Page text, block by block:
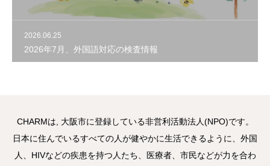
2026.06.25
2026年7月、外国語対応の検査情報
CHARMは, 大阪市に登録している非営利活動法人(NPO)です。
日本に住んでいるすべての人が健やかに生活できるように、外国
人、HIVなどの疾患を持つ人たち、医療者、市民などが力を合わ
languages